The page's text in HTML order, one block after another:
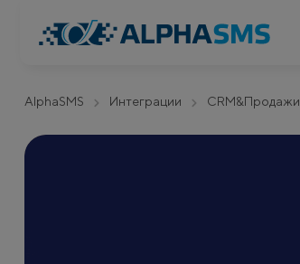
AlphaSMS Интеграции CRM&Продажи